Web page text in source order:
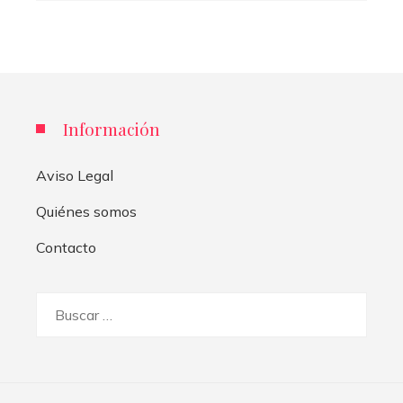
Información
Aviso Legal
Quiénes somos
Contacto